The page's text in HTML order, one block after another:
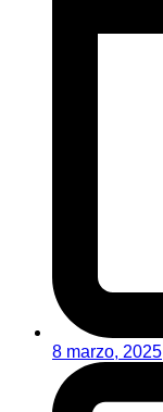
8 marzo, 2025